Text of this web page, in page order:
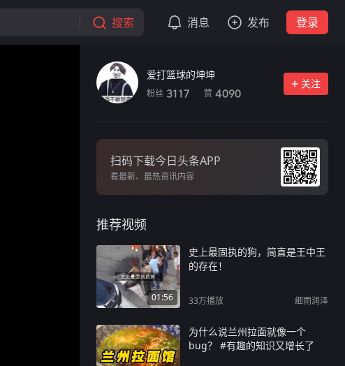
搜索 消息 发布 登录
爱打篮球的坤坤
粉丝 3117 赞 4090
关注
扫码下载今日头条APP
看最新、最热资讯内容
推荐视频
01:56
史上最固执的狗，简直是王中王
的存在！
33万播放 细雨润泽
为什么说兰州拉面就像一个
bug？ #有趣的知识又增长了